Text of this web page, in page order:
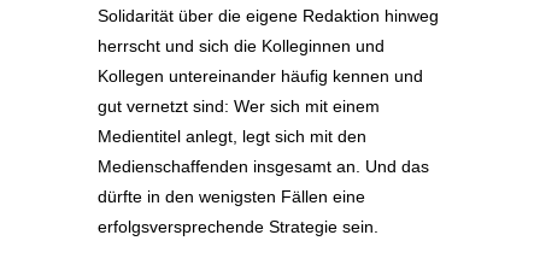
Solidarität über die eigene Redaktion hinweg
herrscht und sich die Kolleginnen und
Kollegen untereinander häufig kennen und
gut vernetzt sind: Wer sich mit einem
Medientitel anlegt, legt sich mit den
Medienschaffenden insgesamt an. Und das
dürfte in den wenigsten Fällen eine
erfolgsversprechende Strategie sein.